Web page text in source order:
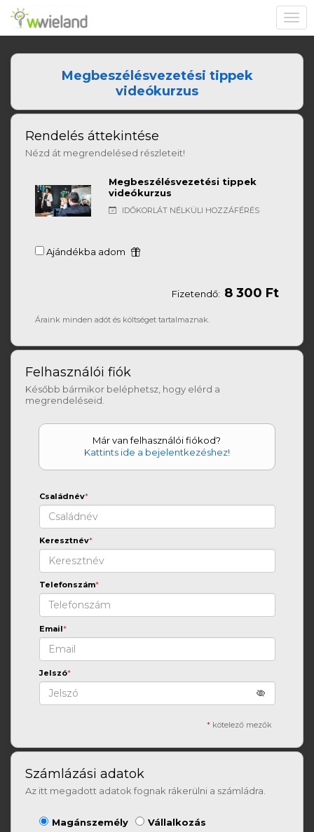
Megbeszélésvezetési tippek
videókurzus
Rendelés áttekintése
Nézd át megrendelésed részleteit!
Megbeszélésvezetési tippek
videókurzus
IDŐKORLÁT NÉLKÜLI HOZZÁFÉRÉS
Ajándékba adom
Fizetendő: 8 300 Ft
Áraink minden adót és költséget tartalmaznak.
Felhasználói fiók
Később bármikor beléphetsz, hogy elérd a
megrendeléseid.
Már van felhasználói fiókod?
Kattints ide a bejelentkezéshez!
Családnév*
Keresztnév*
Telefonszám*
Email*
Jelszó*
* kötelező mezők
Számlázási adatok
Az itt megadott adatok fognak rákerülni a számládra.
Magánszemély Vállalkozás